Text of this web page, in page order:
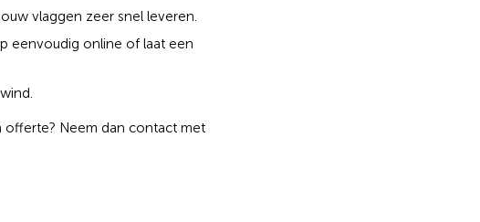
vlaggen zeer snel leveren.
eenvoudig online of laat een
offerte? Neem dan contact met